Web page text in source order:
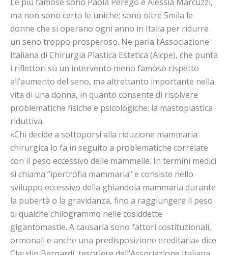
ma non sono certo le uniche: sono oltre 5mila le
donne che si operano ogni anno in Italia per ridurre
un seno troppo prosperoso. Ne parla l’Associazione
Italiana di Chirurgia Plastica Estetica (Aicpe), che punta
i riflettori su un intervento meno famoso rispetto
all’aumento del seno, ma altrettanto importante nella
vita di una donna, in quanto consente di risolvere
problematiche fisiche e psicologiche: la mastoplastica
riduttiva.
«Chi decide a sottoporsi alla riduzione mammaria
chirurgica lo fa in seguito a problematiche correlate
con il peso eccessivo delle mammelle. In termini medici
si chiama “ipertrofia mammaria” e consiste nello
sviluppo eccessivo della ghiandola mammaria durante
la pubertà o la gravidanza, fino a raggiungere il peso
di qualche chilogrammo nelle cosiddette
gigantomastie. A causarla sono fattori costituzionali,
ormonali e anche una predisposizione ereditaria» dice